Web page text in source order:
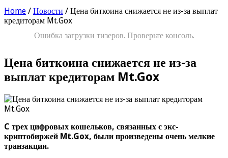
Home / Новости / Цена биткоина снижается не из-за выплат
кредиторам Mt.Gox
Ошибка загрузки тизеров. Проверьте консоль.
Цена биткоина снижается не из-за
выплат кредиторам Mt.Gox
C трех цифровых кошельков, связанных с экс-
криптобиржей Mt.Gox, были произведены очень мелкие
транзакции.